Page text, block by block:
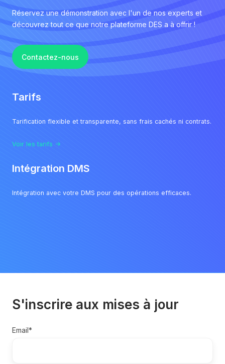
Réservez une démonstration avec l'un de nos experts et
découvrez tout ce que notre plateforme DES a à offrir !
Contactez-nous
Tarifs
Tarification flexible et transparente, sans frais cachés ni contrats.
Voir les tarifs →
Intégration DMS
Intégration avec votre DMS pour des opérations efficaces.
S'inscrire aux mises à jour
Email*